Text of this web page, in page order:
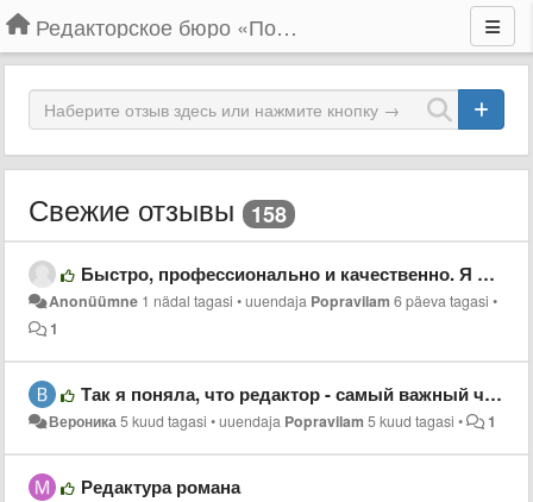
Редакторское бюро «По правилам»
Свежие отзывы 158
Быстро, профессионально и качественно. Я очень доволен результатом. Обязательно буду обращаться ещё.
Anonüümne 1 nädal tagasi •uuendaja Popravilam 6 päeva tagasi •
1
Так я поняла, что редактор - самый важный человек в литературе
Вероника5 kuud tagasi •uuendaja Popravilam 5 kuud tagasi • 1
Редактура романа